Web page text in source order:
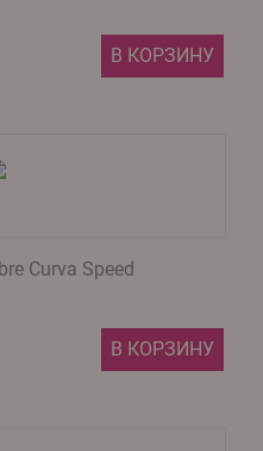
В КОРЗИНУ
Curva Speed
В КОРЗИНУ